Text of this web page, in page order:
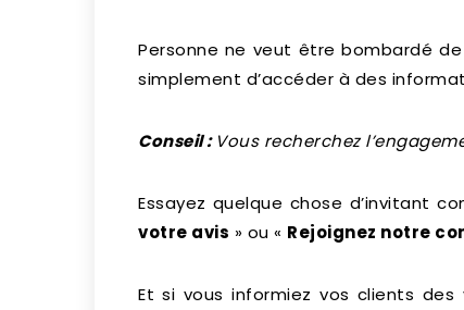
Personne ne veut être bombardé
simplement d’accéder à des
Conseil : Vous recherchez
Essayez quelque chose d’invitant
votre avis » ou « Rejoignez notre
Et si vous informiez vos clients des